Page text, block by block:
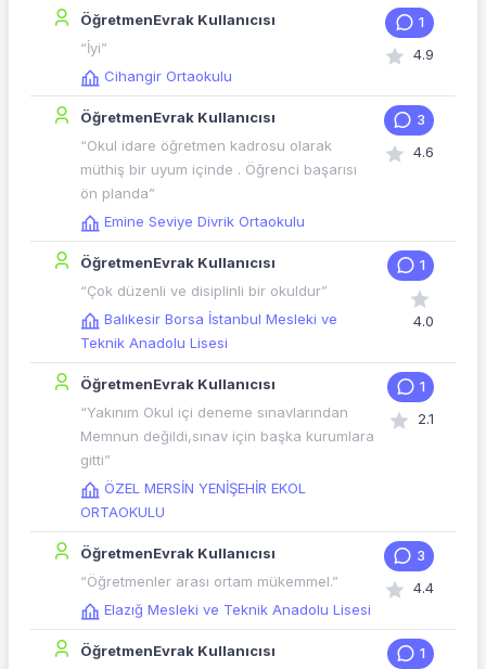
ÖğretmenEvrak Kullanıcısı
“İyi”
Cihangir Ortaokulu
1
4.9
ÖğretmenEvrak Kullanıcısı
“Okul idare öğretmen kadrosu olarak
müthiş bir uyum içinde . Öğrenci başarısı
ön planda”
Emine Seviye Divrik Ortaokulu
3
4.6
ÖğretmenEvrak Kullanıcısı
“Çok düzenli ve disiplinli bir okuldur”
Balıkesir Borsa İstanbul Mesleki ve
Teknik Anadolu Lisesi
1
4.0
ÖğretmenEvrak Kullanıcısı
“Yakınım Okul içi deneme sınavlarından
Memnun değildi,sınav için başka kurumlara
gitti”
ÖZEL MERSİN YENİŞEHİR EKOL
ORTAOKULU
1
2.1
ÖğretmenEvrak Kullanıcısı
“Öğretmenler arası ortam mükemmel.”
Elazığ Mesleki ve Teknik Anadolu Lisesi
3
4.4
ÖğretmenEvrak Kullanıcısı
1